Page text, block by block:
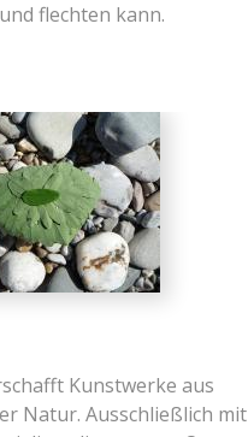
flechten kann.
Kunstwerke aus
Natur. Ausschließlich mit